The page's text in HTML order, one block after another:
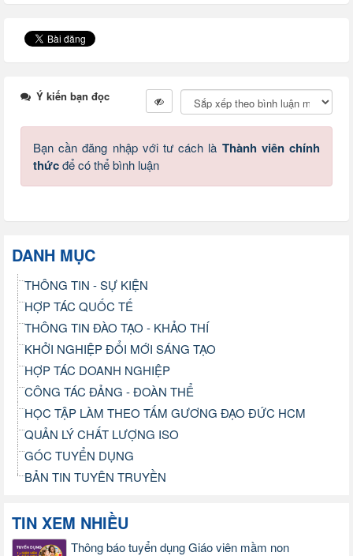
Ý kiến bạn đọc
Bạn cần đăng nhập với tư cách là Thành viên chính
thứcđể có thể bình luận
DANH MỤC
THÔNG TIN - SỰ KIỆN
HỢP TÁC QUỐC TẾ
THÔNG TIN ĐÀO TẠO - KHẢO THÍ
KHỞI NGHIỆP ĐỔI MỚI SÁNG TẠO
HỢP TÁC DOANH NGHIỆP
CÔNG TÁC ĐẢNG - ĐOÀN THỂ
HỌC TẬP LÀM THEO TẤM GƯƠNG ĐẠO ĐỨC HCM
QUẢN LÝ CHẤT LƯỢNG ISO
GÓC TUYỂN DỤNG
BẢN TIN TUYÊN TRUYỀN
TIN XEM NHIỀU
Thông báo tuyển dụng Giáo viên mầm non